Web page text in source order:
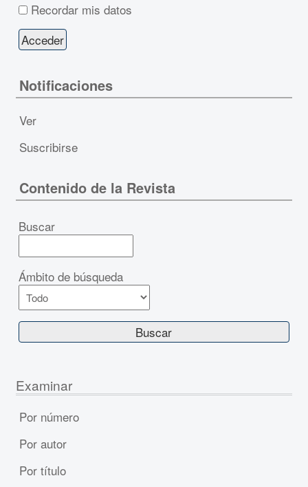
Recordar mis datos
Notificaciones
Ver
Suscribirse
Contenido de la Revista
Buscar
Ámbito de búsqueda
Examinar
Por número
Por autor
Por título